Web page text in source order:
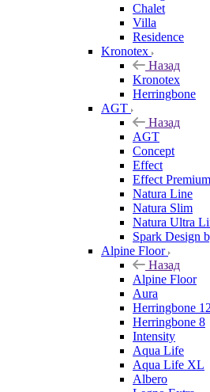
Chalet
Villa
Residence
Kronotex
Назад
Kronotex
Herringbone
AGT
Назад
AGT
Concept
Effect
Effect Premium
Natura Line
Natura Slim
Natura Ultra
Spark Design
Alpine Floor
Назад
Alpine Floor
Aura
Herringbone 12
Herringbone 8
Intensity
Aqua Life
Aqua Life XL
Albero